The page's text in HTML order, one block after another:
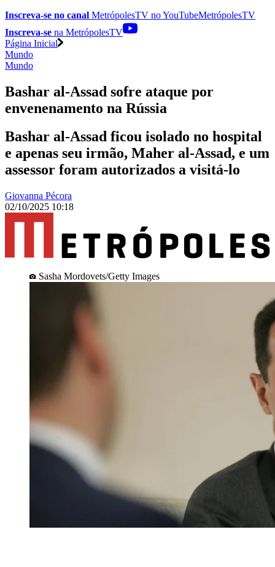
Inscreva-se no canal MetrópolesTV noYouTubeMetrópolesTV
Inscreva-se na MetrópolesTV
Página Inicial
Mundo
Mundo
Bashar al-Assad sofre ataque por
envenenamento na Rússia
Bashar al-Assad ficou isolado no hospital
e apenas seu irmão, Maher al-Assad, e um
assessor foram autorizados a visitá-lo
Giovanna Pécora
02/10/2025 10:18
Sasha Mordovets/Getty Images